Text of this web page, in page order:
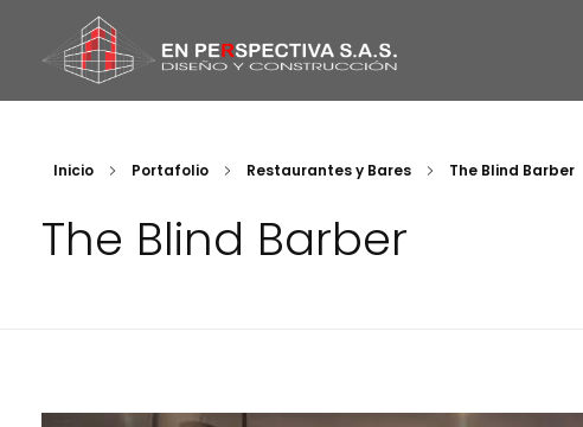
Inicio Portafolio Restaurantes y Bares The Blind Barber
The Blind Barber